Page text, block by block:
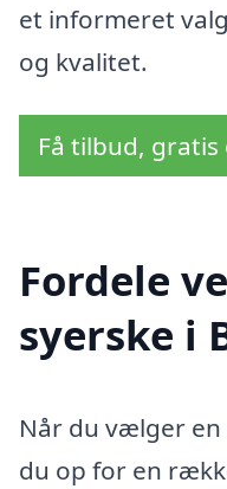
et informeret
og kvalitet.
Få tilbud,
Fordele
syerske i
Når du vælger en
du op for en